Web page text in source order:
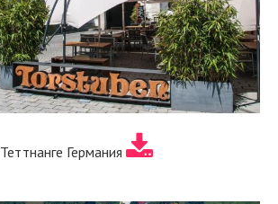
Теттнанге Германия